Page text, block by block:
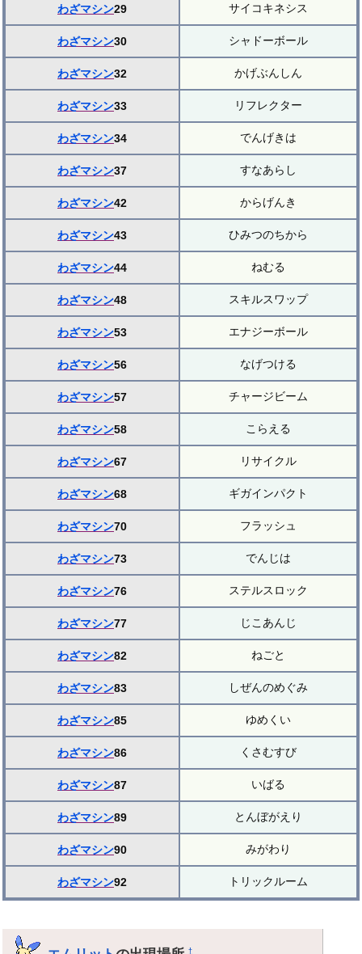
わざマシン29 サイコキネシス
わざマシン30 シャドーボール
わざマシン32 かげぶんしん
わざマシン33 リフレクター
わざマシン34 でんげきは
わざマシン37 すなあらし
わざマシン42 からげんき
わざマシン43 ひみつのちから
わざマシン44 ねむる
わざマシン48 スキルスワップ
わざマシン53 エナジーボール
わざマシン56 なげつける
わざマシン57 チャージビーム
わざマシン58 こらえる
わざマシン67 リサイクル
わざマシン68 ギガインパクト
わざマシン70 フラッシュ
わざマシン73 でんじは
わざマシン76 ステルスロック
わざマシン77 じこあんじ
わざマシン82 ねごと
わざマシン83 しぜんのめぐみ
わざマシン85 ゆめくい
わざマシン86 くさむすび
わざマシン87 いばる
わざマシン89 とんぼがえり
わざマシン90 みがわり
わざマシン92 トリックルーム
†